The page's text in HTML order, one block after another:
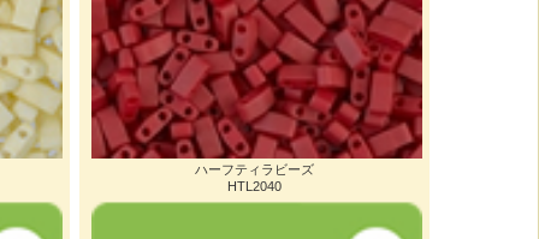
ハーフティラビーズ
HTL2040